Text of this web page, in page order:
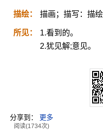
描绘： 描画；描写：描
所见：
1.看到的。
2.犹见解;意见。
分享到： 更多
阅读(1734次)